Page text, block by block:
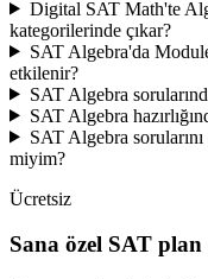
Digital SAT Math'te
kategorilerinde çıkar?
SAT Algebra'da
etkilenir?
SAT Algebra
SAT Algebra
SAT Algebra
miyim?
Ücretsiz
Sana özel SAT plan